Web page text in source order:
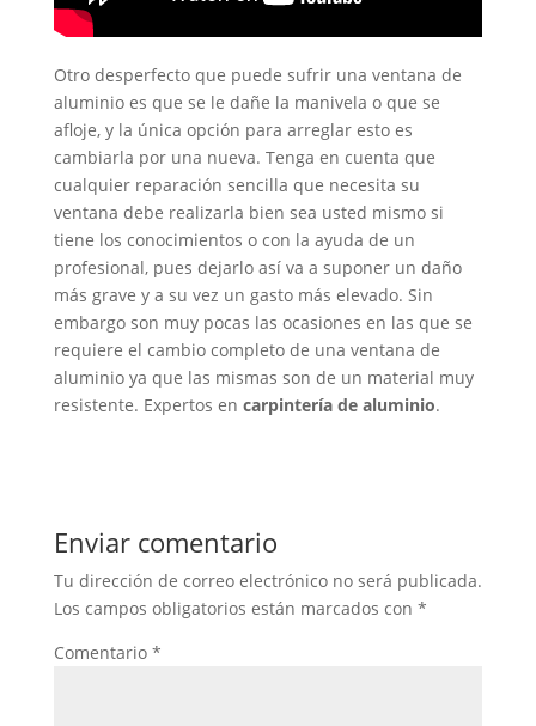
Otro desperfecto que puede sufrir una ventana de
aluminio es que se le dañe la manivela o que se
afloje, y la única opción para arreglar esto es
cambiarla por una nueva. Tenga en cuenta que
cualquier reparación sencilla que necesita su
ventana debe realizarla bien sea usted mismo si
tiene los conocimientos o con la ayuda de un
profesional, pues dejarlo así va a suponer un daño
más grave y a su vez un gasto más elevado. Sin
embargo son muy pocas las ocasiones en las que se
requiere el cambio completo de una ventana de
aluminio ya que las mismas son de un material muy
resistente. Expertos en carpintería de aluminio.
Enviar comentario
Tu dirección de correo electrónico no será publicada.
Los campos obligatorios están marcados con *
Comentario *